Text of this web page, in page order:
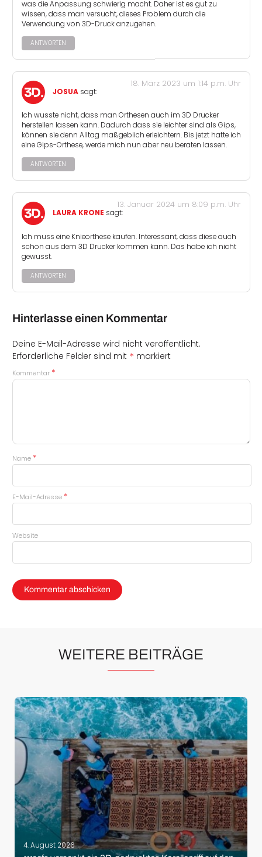
was die Anpassung schwierig macht. Daher ist es gut zu
wissen, dass man versucht, dieses Problem durch die
Verwendung von 3D-Druck anzugehen.
ANTWORTEN
JOSUA sagt:
18. März 2023 um 1:14 p.m. Uhr
Ich wusste nicht, dass man Orthesen auch im 3D Drucker
herstellen lassen kann. Dadurch dass sie leichter sind als Gips,
können sie denn Alltag maßgeblich erleichtern. Bis jetzt hatte ich
eine Gips-Orthese, werde mich nun aber neu beraten lassen.
ANTWORTEN
LAURA KRONE sagt:
13. Januar 2024 um 8:09 p.m. Uhr
Ich muss eine Knieorthese kaufen. Interessant, dass diese auch
schon aus dem 3D Drucker kommen kann. Das habe ich nicht
gewusst.
ANTWORTEN
Hinterlasse einen Kommentar
Deine E-Mail-Adresse wird nicht veröffentlicht.
Erforderliche Felder sind mit * markiert
Kommentar *
Name *
E-Mail-Adresse *
Website
WEITERE BEITRÄGE
4. August 2026